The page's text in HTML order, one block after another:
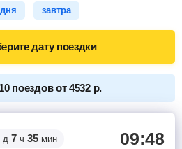
завтра
дату поездки
поездов от 4532 р.
д 7 ч 35 мин 09:48